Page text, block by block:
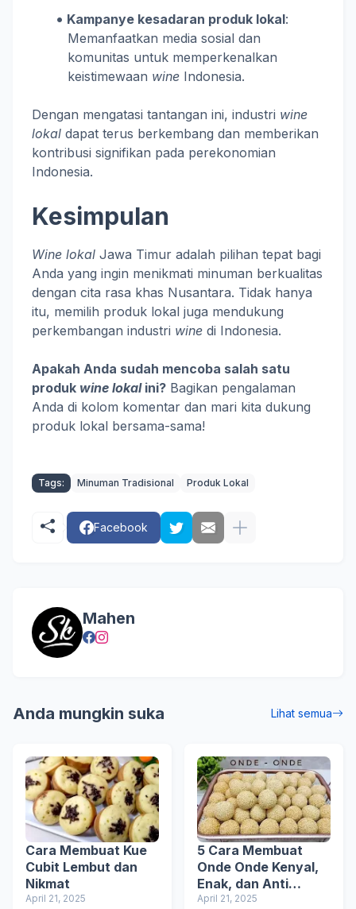
Kampanye kesadaran produk lokal:
Memanfaatkan media sosial dan
komunitas untuk memperkenalkan
keistimewaan wineIndonesia.
Dengan mengatasi tantangan ini, industri wine
lokal dapat terus berkembang dan memberikan
kontribusi signifikan pada perekonomian
Indonesia.
Kesimpulan
Wine lokal Jawa Timur adalah pilihan tepat bagi
Anda yang ingin menikmati minuman berkualitas
dengan cita rasa khas Nusantara. Tidak hanya
itu, memilih produk lokal juga mendukung
perkembangan industri wine di Indonesia.
Apakah Anda sudah mencoba salah satu
produk wine lokalini? Bagikan pengalaman
Anda di kolom komentar dan mari kita dukung
produk lokal bersama-sama!
Tags: Minuman Tradisional Produk Lokal
Facebook
Mahen
Anda mungkin suka Lihat semua
Cara Membuat Kue
Cubit Lembut dan
Nikmat
April 21, 2025
5 Cara Membuat
Onde Onde Kenyal,
Enak, dan Anti
Meletus
April 21, 2025